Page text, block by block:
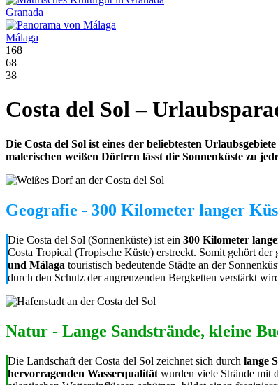
Granada
Málaga
168
68
38
Costa del Sol –
Die Costa del Sol ist eines der beliebtesten
malerischen weißen Dörfern lässt die Sonnenküste zu
Geografie - 300 Kilometer langer
Die Costa del Sol (Sonnenküste) ist ein 300 Kilometer
Costa Tropical (Tropische Küste) erstreckt. Somit gehört
und Málaga touristisch bedeutende Städte an der
durch den Schutz der angrenzenden Bergketten verstärkt
Natur - Lange Sandstrände, kleine
Die Landschaft der Costa del Sol zeichnet sich durch lange
hervorragenden Wasserqualität wurden viele Strände mit